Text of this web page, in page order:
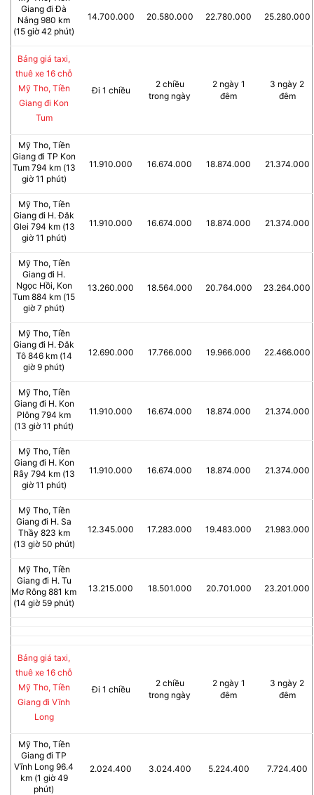
Giang đi Đà
Nắng 980 km
(15 giờ 42 phút)
14.700.000 20.580.000 22.780.000 25.280.000
Bảng giá taxi,
thuê xe 16 chỗ
Mỹ Tho, Tiền
Giang đi Kon
Tum
Đi 1 chiều
2 chiều
trong ngày
2 ngày 1
đêm
3 ngày 2
đêm
Mỹ Tho, Tiền
Giang đi TP Kon
Tum 794 km (13
giờ 11 phút)
11.910.000 16.674.000 18.874.000 21.374.000
Mỹ Tho, Tiền
Giang đi H. Đăk
Glei 794 km (13
giờ 11 phút)
11.910.000 16.674.000 18.874.000 21.374.000
Mỹ Tho, Tiền
Giang đi H.
Ngọc Hồi, Kon
Tum 884 km (15
giờ 7 phút)
13.260.000 18.564.000 20.764.000 23.264.000
Mỹ Tho, Tiền
Giang đi H. Đăk
Tô 846 km (14
giờ 9 phút)
12.690.000 17.766.000 19.966.000 22.466.000
Mỹ Tho, Tiền
Giang đi H. Kon
Plông 794 km
(13 giờ 11 phút)
11.910.000 16.674.000 18.874.000 21.374.000
Mỹ Tho, Tiền
Giang đi H. Kon
Rẫy 794 km (13
giờ 11 phút)
11.910.000 16.674.000 18.874.000 21.374.000
Mỹ Tho, Tiền
Giang đi H. Sa
Thầy 823 km
(13 giờ 50 phút)
12.345.000 17.283.000 19.483.000 21.983.000
Mỹ Tho, Tiền
Giang đi H. Tu
Mơ Rông 881 km
(14 giờ 59 phút)
13.215.000 18.501.000 20.701.000 23.201.000
Bảng giá taxi,
thuê xe 16 chỗ
Mỹ Tho, Tiền
Giang đi Vĩnh
Long
Đi 1 chiều
2 chiều
trong ngày
2 ngày 1
đêm
3 ngày 2
đêm
Mỹ Tho, Tiền
Giang đi TP
Vĩnh Long 96.4
km (1 giờ 49
phút)
2.024.400 3.024.400 5.224.400 7.724.400